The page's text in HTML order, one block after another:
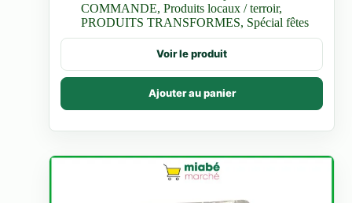
3.500 CFA
COMMANDE,Produits locaux / terroir,
PRODUITS TRANSFORMES, Spécial fêtes
Voir le produit
Ajouter au panier
Ce
a
plusieurs
Les
options
être